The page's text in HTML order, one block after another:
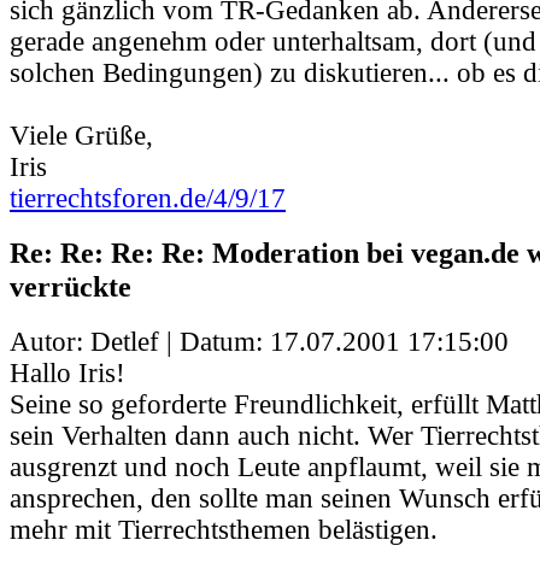
sich gänzlich vom TR-Gedanken ab.
gerade angenehm oder unterhaltsam, dort
solchen Bedingungen) zu diskutieren... ob es
Viele Grüße,
Iris
tierrechtsforen.de/4/9/17
Re: Re: Re: Re: Moderation bei vegan.de
verrückte
Autor: Detlef | Datum: 17.07.2001 17:15:00
Hallo Iris!
Seine so geforderte Freundlichkeit, erfüllt
sein Verhalten dann auch nicht. Wer
ausgrenzt und noch Leute anpflaumt, weil sie
ansprechen, den sollte man seinen Wunsch
mehr mit Tierrechtsthemen belästigen.